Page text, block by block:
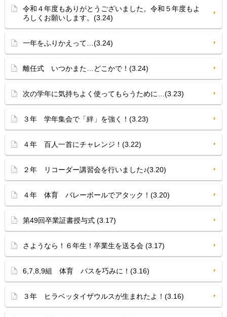
令和４年度もありがとうございました。令和５年度もよ
ろしくお願いします。(3.24)
一年をふりかえって…(3.24)
離任式 いつかまた…どこかで！(3.24)
次の学年に気持ちよく使ってもらうために…(3.23)
３年 学年集会で「絆」を強く！(3.23)
４年 百人一首にチャレンジ！(3.22)
２年 リコーダー講習会を行いました♪(3.20)
４年 体育 バレーボールでアタック！(3.20)
第49回卒業証書授与式 (3.17)
さようなら！６年生！卒業生を送る会 (3.17)
6,7,8,9組 体育 パスを巧みに！(3.16)
３年 ヒラベッタイザウルスが生まれたよ！(3.16)